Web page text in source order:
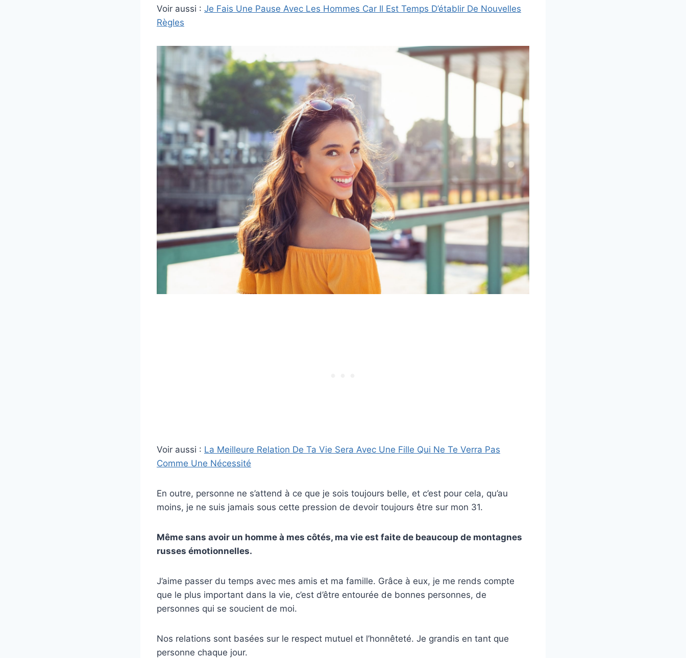
Voir aussi : Je Fais Une Pause Avec Les Hommes Car Il Est Temps D’établir De Nouvelles
Règles
Voir aussi : La Meilleure Relation De Ta Vie Sera Avec Une Fille Qui Ne Te Verra Pas
Comme Une Nécessité
En outre, personne ne s’attend à ce que je sois toujours belle, et c’est pour cela, qu’au
moins, je ne suis jamais sous cette pression de devoir toujours être sur mon 31.
Même sans avoir un homme à mes côtés, ma vie est faite de beaucoup de montagnes
russes émotionnelles.
J’aime passer du temps avec mes amis et ma famille. Grâce à eux, je me rends compte
que le plus important dans la vie, c’est d’être entourée de bonnes personnes, de
personnes qui se soucient de moi.
Nos relations sont basées sur le respect mutuel et l’honnêteté. Je grandis en tant que
personne chaque jour.